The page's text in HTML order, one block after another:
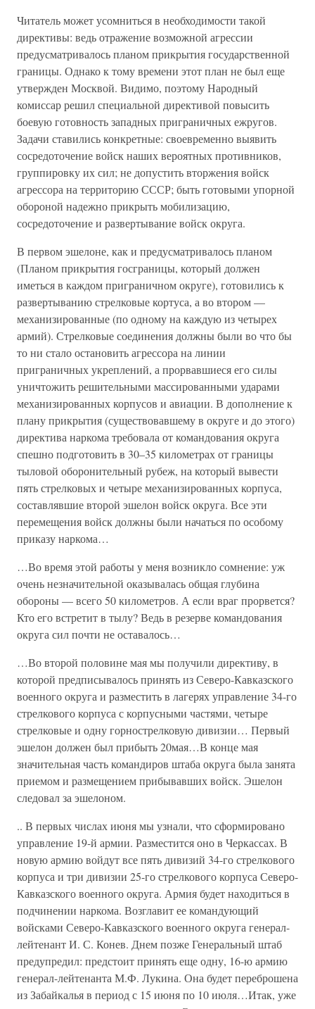
Читатель может усомниться в необходимости такой
директивы: ведь отражение возможной агрессии
предусматривалось планом прикрытия государственной
границы. Однако к тому времени этот план не был еще
утвержден Москвой. Видимо, поэтому Народный
комиссар решил специальной директивой повысить
боевую готовность западных приграничных ежругов.
Задачи ставились конкретные: своевременно выявить
сосредоточение войск наших вероятных противников,
группировку их сил; не допустить вторжения войск
агрессора на территорию СССР; быть готовыми упорной
обороной надежно прикрыть мобилизацию,
сосредоточение и развертывание войск округа.
В первом эшелоне, как и предусматривалось планом
(Планом прикрытия госграницы, который должен
иметься в каждом приграничном округе), готовились к
развертыванию стрелковые кортуса, а во втором —
механизированные (по одному на каждую из четырех
армий). Стрелковые соединения должны были во что бы
то ни стало остановить агрессора на линии
приграничных укреплений, а прорвавшиеся его силы
уничтожить решительными массированными ударами
механизированных корпусов и авиации. В дополнение к
плану прикрытия (существовавшему в округе и до этого)
директива наркома требовала от командования округа
спешно подготовить в 30–35 километрах от границы
тыловой оборонительный рубеж, на который вывести
пять стрелковых и четыре механизированных корпуса,
составлявшие второй эшелон войск округа. Все эти
перемещения войск должны были начаться по особому
приказу наркома…
…Во время этой работы у меня возникло сомнение: уж
очень незначительной оказывалась общая глубина
обороны — всего 50 километров. А если враг прорвется?
Кто его встретит в тылу? Ведь в резерве командования
округа сил почти не оставалось…
…Во второй половине мая мы получили директиву, в
которой предписывалось принять из Северо-Кавказского
военного округа и разместить в лагерях управление 34-го
стрелкового корпуса с корпусными частями, четыре
стрелковые и одну горнострелковую дивизии… Первый
эшелон должен был прибыть 20мая…В конце мая
значительная часть командиров штаба округа была занята
приемом и размещением прибывавших войск. Эшелон
следовал за эшелоном.
.. В первых числах июня мы узнали, что сформировано
управление 19-й армии. Разместится оно в Черкассах. В
новую армию войдут все пять дивизий 34-го стрелкового
корпуса и три дивизии 25-го стрелкового корпуса Северо-
Кавказского военного округа. Армия будет находиться в
подчинении наркома. Возглавит ее командующий
войсками Северо-Кавказского военного округа генерал-
лейтенант И. С. Конев. Днем позже Генеральный штаб
предупредил: предстоит принять еще одну, 16-ю армию
генерал-лейтенанта М.Ф. Лукина. Она будет переброшена
из Забайкалья в период с 15 июня по 10 июля…Итак, уже